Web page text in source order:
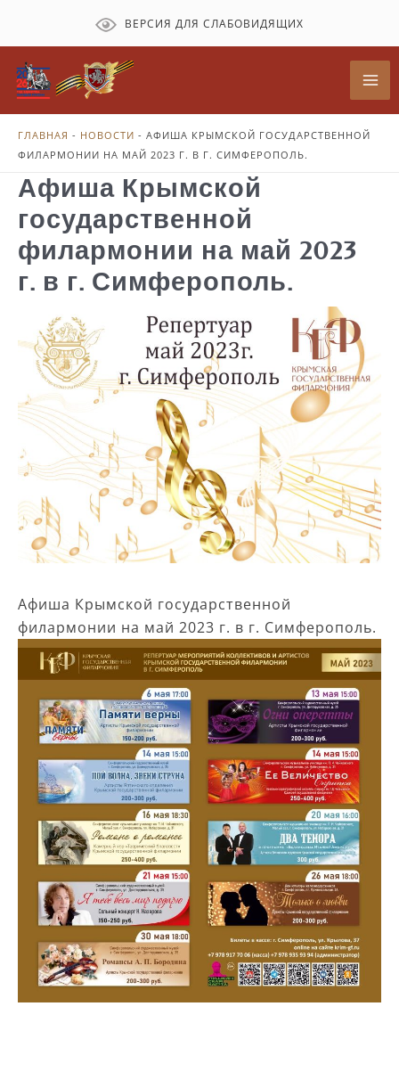
содержимому
ВЕРСИЯ ДЛЯ СЛАБОВИДЯЩИХ
ГЛАВНАЯ - НОВОСТИ - АФИША КРЫМСКОЙ ГОСУДАРСТВЕННОЙ
ФИЛАРМОНИИ НА МАЙ 2023 Г. В Г. СИМФЕРОПОЛЬ.
Афиша Крымской
государственной
филармонии на май 2023
г. в г. Симферополь.
Афиша Крымской государственной
филармонии на май 2023 г. в г. Симферополь.